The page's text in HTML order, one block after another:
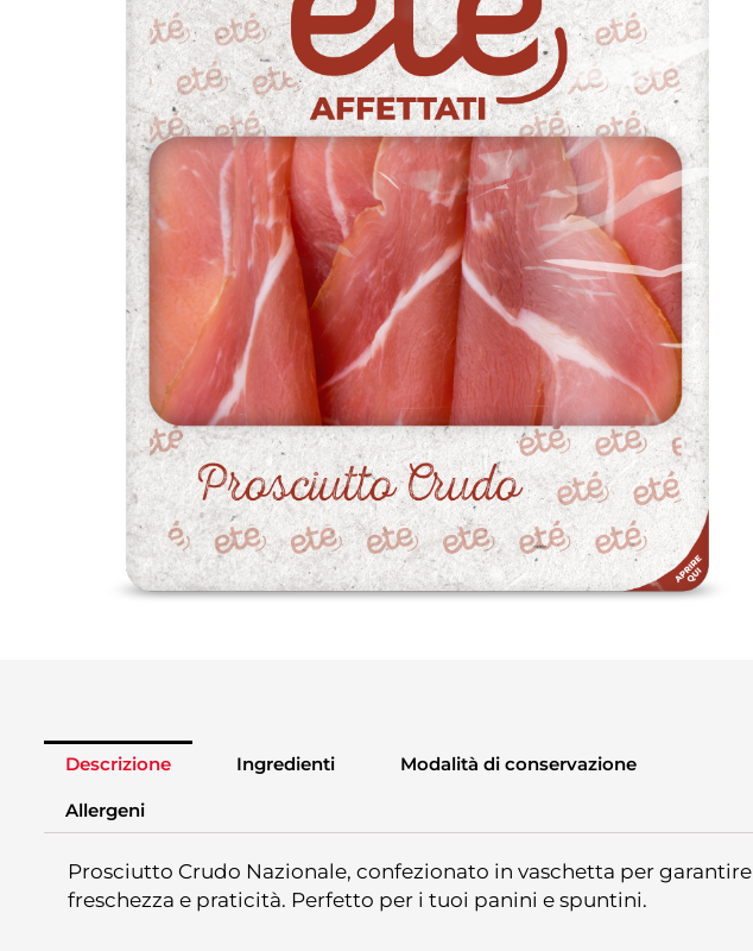
Descrizione Ingredienti Modalità di conservazione
Allergeni
Prosciutto Crudo Nazionale, confezionato in vaschetta per garantire
freschezza e praticità. Perfetto per i tuoi panini e spuntini.